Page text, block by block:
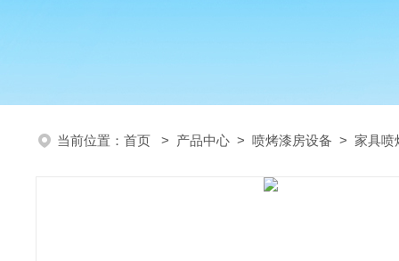
当前位置： 首页 > 产品中心 > 喷烤漆房设备 > 家具喷